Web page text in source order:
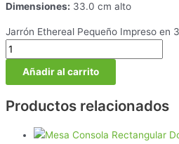
Dimensiones: 33.0 cm alto
Jarrón Ethereal Pequeño Impreso en
Añadir al carrito
Productos relacionados